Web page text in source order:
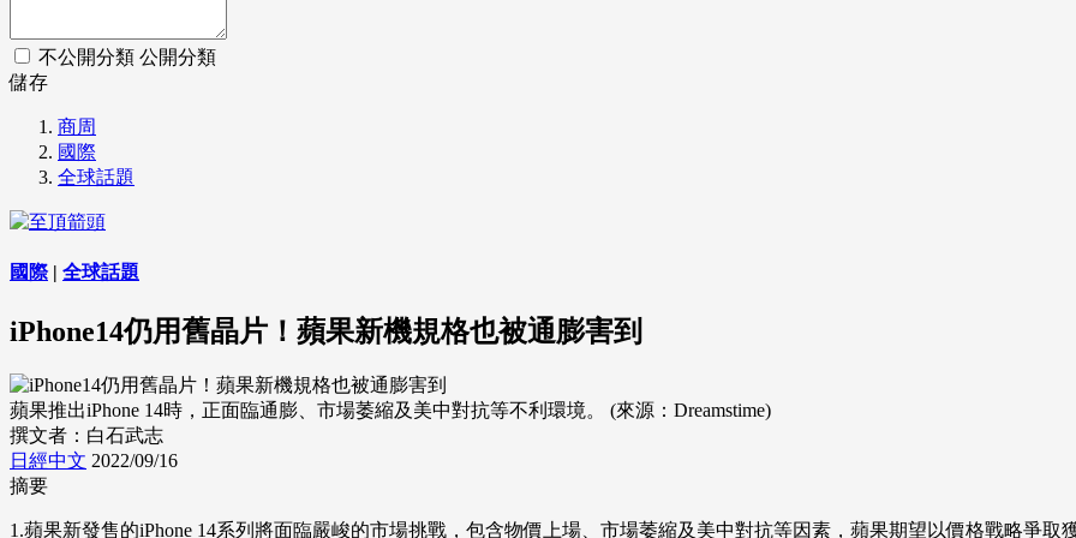
不公開分類 公開分類
儲存
商周
國際
全球話題
國際| 全球話題
iPhone14仍用舊晶片！蘋果新機規格也被通膨害到
蘋果推出iPhone 14時，正面臨通膨、市場萎縮及美中對抗等不利環境。 (來源：Dreamstime)
撰文者：白石武志
日經中文 2022/09/16
摘要
1.蘋果新發售的iPhone 14系列將面臨嚴峻的市場挑戰，包含物價上場、市場萎縮及美中對抗等因素，蘋果期望以價格戰略爭取